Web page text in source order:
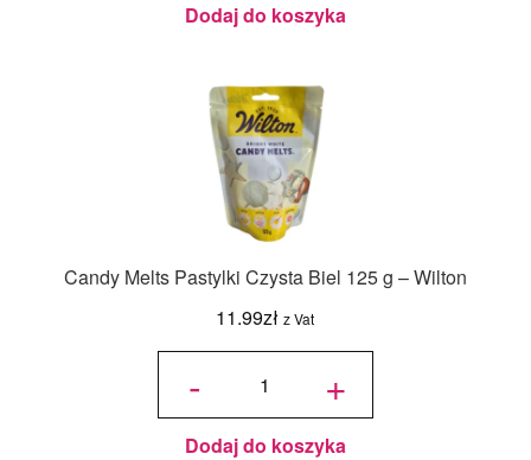
Dodaj do koszyka
Candy Melts Pastylki Czysta Biel 125 g – Wilton
11.99zł z Vat
-
ilość
Pastylki
Czysta
Biel
125 g -
Wilton
+
Dodaj do koszyka